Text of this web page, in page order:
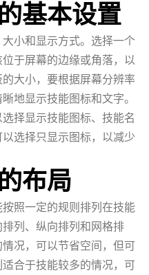
基本设置
小和显示方式。选择一个
于屏幕的边缘或角落，以
大小，要根据屏幕分辨率
地显示技能图标和文字。
择显示技能图标、技能名
选择只显示图标，以减少
布局
照一定的规则排列在技能
列、纵向排列和网格排
况，可以节省空间，但可
合于技能较多的情况，可